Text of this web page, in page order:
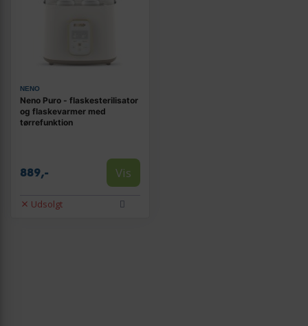
NENO
Neno Puro - flaskesterilisator
og flaskevarmer med
tørrefunktion
889,- Vis
Udsolgt